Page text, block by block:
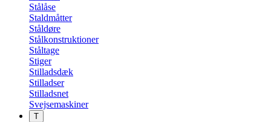
Stålåse
Staldmåtter
Ståldøre
Stålkonstruktioner
Ståltage
Stiger
Stilladsdæk
Stilladser
Stilladsnet
Svejsemaskiner
T